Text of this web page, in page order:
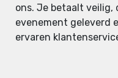
ons. Je betaalt veilig,
evenement geleverd
ervaren